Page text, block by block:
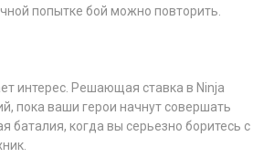
попытке бой можно повторить.
интерес. Решающая ставка в Ninja
пока ваши герои начнут совершать
баталия, когда вы серьезно боритесь с